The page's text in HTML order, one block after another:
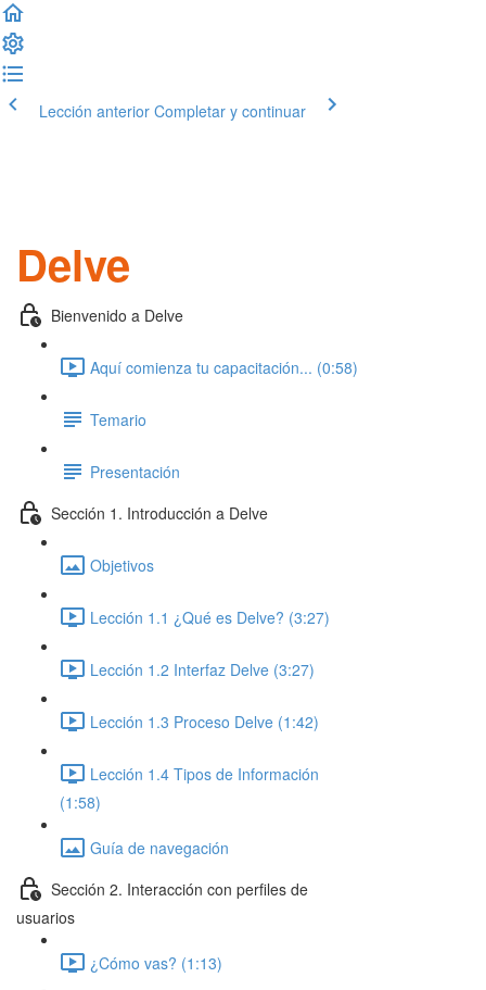
Lección anterior Completar y continuar
Delve
Bienvenido a Delve
Aquí comienza tu capacitación... (0:58)
Temario
Presentación
Sección 1. Introducción a Delve
Objetivos
Lección 1.1 ¿Qué es Delve? (3:27)
Lección 1.2 Interfaz Delve (3:27)
Lección 1.3 Proceso Delve (1:42)
Lección 1.4 Tipos de Información
(1:58)
Guía de navegación
Sección 2. Interacción con perfiles de
usuarios
¿Cómo vas? (1:13)